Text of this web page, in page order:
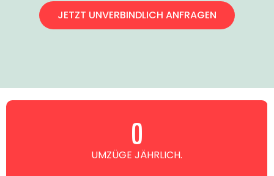
JETZT UNVERBINDLICH ANFRAGEN
UMZÜGE JÄHRLICH.
0